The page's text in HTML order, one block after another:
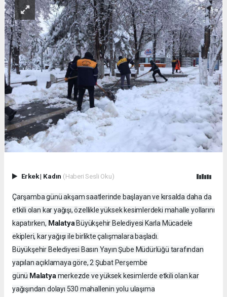
Erkek| Kadın (Haberi Sesli Oku)
Çarşamba günü akşam saatlerinde başlayan ve kırsalda daha da
etkili olan kar yağışı, özellikle yüksek kesimlerdeki mahalle yollarını
kapatırken, Malatya Büyükşehir Belediyesi Karla Mücadele
ekipleri, kar yağışı ile birlikte çalışmalara başladı.
Büyükşehir Belediyesi Basın Yayın Şube Müdürlüğü tarafından
yapılan açıklamaya göre, 2 Şubat Perşembe
günü Malatyamerkezde ve yüksek kesimlerde etkili olan kar
yağışından dolayı 530 mahallenin yolu ulaşıma